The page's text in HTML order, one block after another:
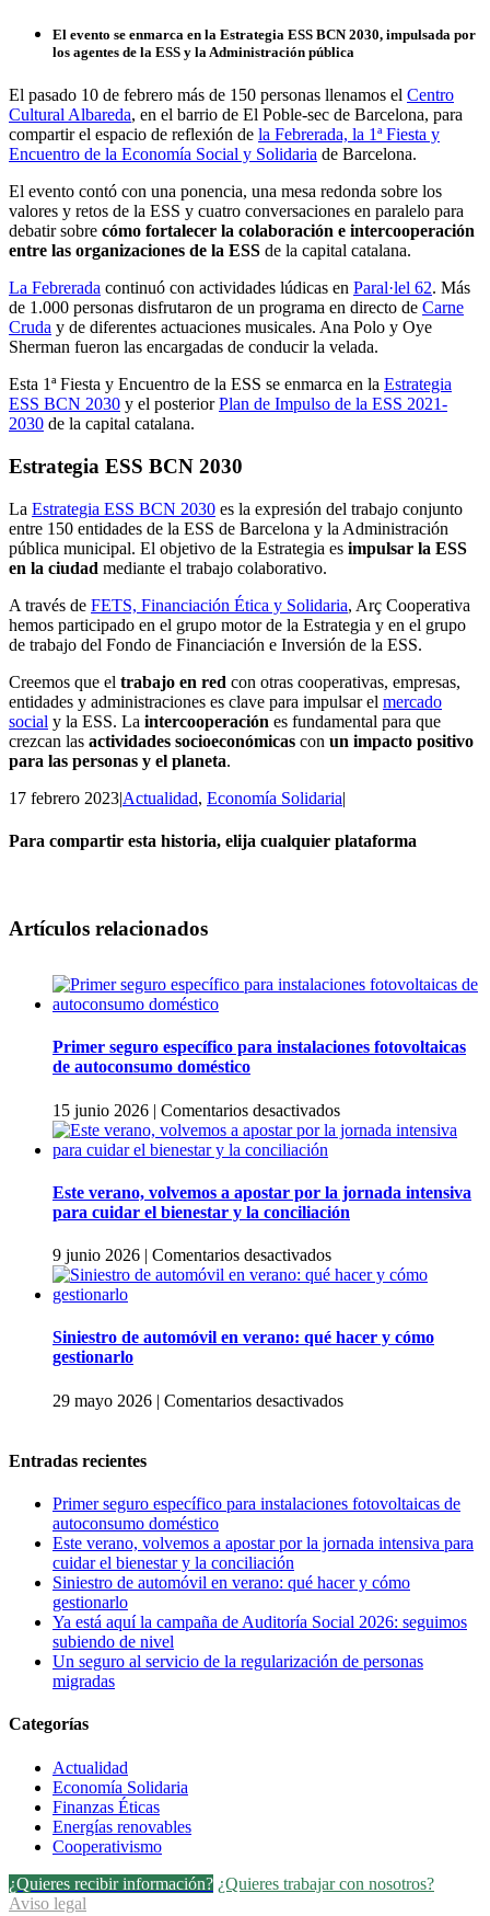
El evento se enmarca en la Estrategia ESS BCN 2030, impulsada por
los agentes de la ESS y la Administración pública
El pasado 10 de febrero más de 150 personas llenamos el Centro
Cultural Albareda, en el barrio de El Poble-sec de Barcelona, para
compartir el espacio de reflexión de la Febrerada, la 1ª Fiesta y
Encuentro de la Economía Social y Solidaria de Barcelona.
El evento contó con una ponencia, una mesa redonda sobre los
valores y retos de la ESS y cuatro conversaciones en paralelo para
debatir sobre cómo fortalecer la colaboración e intercooperación
entre las organizaciones de la ESS de la capital catalana.
La Febrerada continuó con actividades lúdicas en Paral·lel 62. Más
de 1.000 personas disfrutaron de un programa en directo de Carne
Cruda y de diferentes actuaciones musicales. Ana Polo y Oye
Sherman fueron las encargadas de conducir la velada.
Esta 1ª Fiesta y Encuentro de la ESS se enmarca en la Estrategia
ESS BCN 2030 y el posteriorPlan de Impulso de la ESS 2021-
2030 de la capital catalana.
Estrategia ESS BCN 2030
La Estrategia ESS BCN 2030 es la expresión del trabajo conjunto
entre 150 entidades de la ESS de Barcelona y la Administración
pública municipal. El objetivo de la Estrategia es impulsar la ESS
en la ciudad mediante el trabajo colaborativo.
A través de FETS, Financiación Ética y Solidaria, Arç Cooperativa
hemos participado en el grupo motor de la Estrategia y en el grupo
de trabajo del Fondo de Financiación e Inversión de la ESS.
Creemos que el trabajo en red con otras cooperativas, empresas,
entidades y administraciones es clave para impulsar el mercado
social y la ESS. La intercooperación es fundamental para que
crezcan las actividades socioeconómicas con un impacto positivo
para las personas y el planeta.
17 febrero 2023|Actualidad, Economía Solidaria|
Para compartir esta historia, elija cualquier plataforma
Artículos relacionados
Primer seguro específico para instalaciones fotovoltaicas
de autoconsumo doméstico
15 junio 2026 | Comentarios desactivadosen
Primer
para
instalaciones
autoconsumo
doméstico
Este verano, volvemos a apostar por la jornada intensiva
para cuidar el bienestar y la conciliación
9 junio 2026 | Comentarios desactivadosen
Este
a
jornada
bienestar
la
Siniestro de automóvil en verano: qué hacer y cómo
gestionarlo
29 mayo 2026 | Comentarios desactivadosen
verano:
qué
hacer
y
cómo
gestionarlo
Entradas recientes
Primer seguro específico para instalaciones fotovoltaicas de
autoconsumo doméstico
Este verano, volvemos a apostar por la jornada intensiva para
cuidar el bienestar y la conciliación
Siniestro de automóvil en verano: qué hacer y cómo
gestionarlo
Ya está aquí la campaña de Auditoría Social 2026: seguimos
subiendo de nivel
Un seguro al servicio de la regularización de personas
migradas
Categorías
Actualidad
Economía Solidaria
Finanzas Éticas
Energías renovables
Cooperativismo
¿Quieres recibir información? ¿Quieres trabajar con nosotros?
Aviso legal